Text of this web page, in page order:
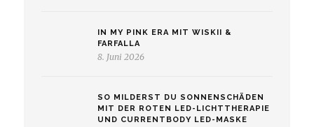
IN MY PINK ERA MIT WISKII &
FARFALLA
8. Juni 2026
SO MILDERST DU SONNENSCHÄDEN
MIT DER ROTEN LED-LICHTTHERAPIE
UND CURRENTBODY LED-MASKE